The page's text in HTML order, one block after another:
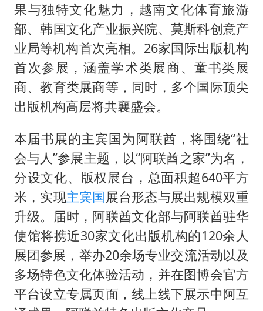
果与独特文化魅力，越南文化体育旅游
部、韩国文化产业振兴院、莫斯科创意产
业局等机构首次亮相。26家国际出版机构
首次参展，涵盖学术类展商、童书类展
商、教育类展商等，同时，多个国际顶尖
出版机构高层将共襄盛会。
本届书展的主宾国为阿联酋，将围绕“社
会与人”参展主题，以“阿联酋之家”为名，
分设文化、版权展台，总面积超640平方
米，实现主宾国 展台形态与展出规模双重
升级。届时，阿联酋文化部与阿联酋驻华
使馆将携近30家文化出版机构的120余人
展团参展，举办20余场专业交流活动以及
多场特色文化体验活动，并在图博会官方
平台设立专属页面，线上线下展示中阿互